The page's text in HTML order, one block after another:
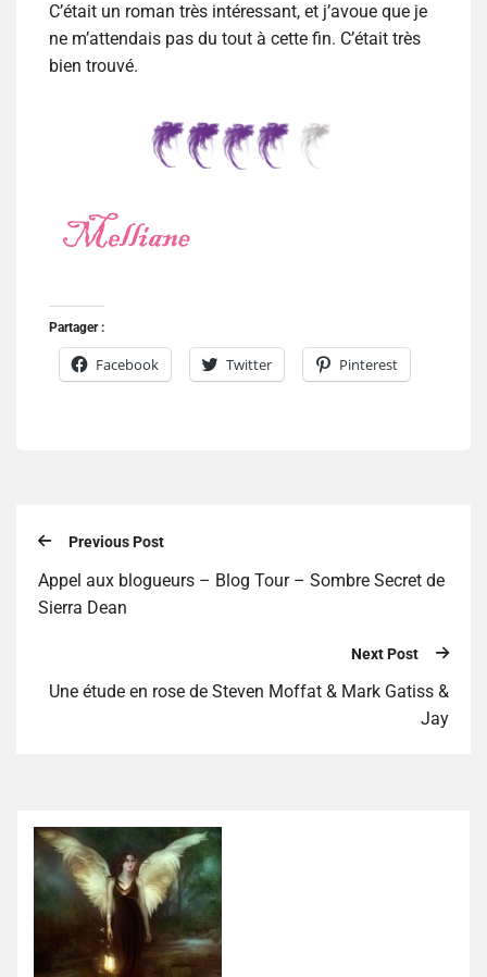
C’était un roman très intéressant, et j’avoue que je
ne m’attendais pas du tout à cette fin. C’était très
bien trouvé.
Partager :
Facebook Twitter Pinterest
Previous Post
Appel aux blogueurs – Blog Tour – Sombre Secret de
Sierra Dean
Next Post
Une étude en rose de Steven Moffat & Mark Gatiss &
Jay